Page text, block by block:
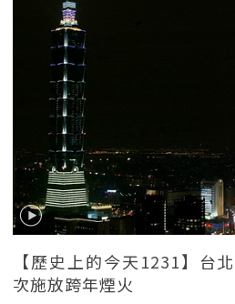
【歷史上的今天1231】
次施放跨年煙火